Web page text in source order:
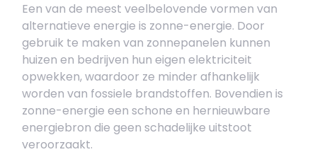
Een van de meest veelbelovende vormen van
alternatieve energie is zonne-energie. Door
gebruik te maken van zonnepanelen kunnen
huizen en bedrijven hun eigen elektriciteit
opwekken, waardoor ze minder afhankelijk
worden van fossiele brandstoffen. Bovendien is
zonne-energie een schone en hernieuwbare
energiebron die geen schadelijke uitstoot
veroorzaakt.